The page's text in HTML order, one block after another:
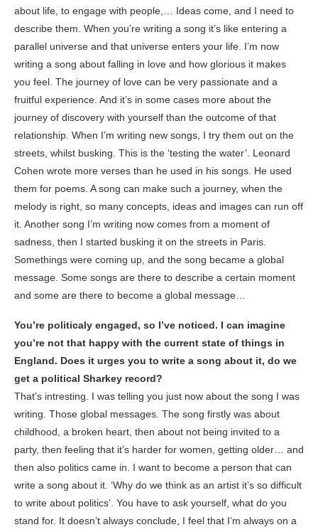
about life, to engage with people,… Ideas come, and I need to
describe them. When you’re writing a song it’s like entering a
parallel universe and that universe enters your life. I’m now
writing a song about falling in love and how glorious it makes
you feel. The journey of love can be very passionate and a
fruitful experience. And it’s in some cases more about the
journey of discovery with yourself than the outcome of that
relationship. When I’m writing new songs, I try them out on the
streets, whilst busking. This is the ‘testing the water’. Leonard
Cohen wrote more verses than he used in his songs. He used
them for poems. A song can make such a journey, when the
melody is right, so many concepts, ideas and images can run off
it. Another song I’m writing now comes from a moment of
sadness, then I started busking it on the streets in Paris.
Somethings were coming up, and the song became a global
message. Some songs are there to describe a certain moment
and some are there to become a global message…
You’re politicaly engaged, so I’ve noticed. I can imagine
you’re not that happy with the current state of things in
England. Does it urges you to write a song about it, do we
get a political Sharkey record?
That’s intresting. I was telling you just now about the song I was
writing. Those global messages. The song firstly was about
childhood, a broken heart, then about not being invited to a
party, then feeling that it’s harder for women, getting older… and
then also politics came in. I want to become a person that can
write a song about it. ‘Why do we think as an artist it’s so difficult
to write about politics’. You have to ask yourself, what do you
stand for. It doesn’t always conclude, I feel that I’m always on a